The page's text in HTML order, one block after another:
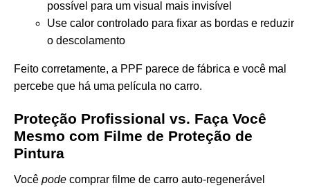
possível para um visual mais invisível
Use calor controlado para fixar as bordas e reduzir
o descolamento
Feito corretamente, a PPF parece de fábrica e você mal
percebe que há uma película no carro.
Proteção Profissional vs. Faça Você
Mesmo com Filme de Proteção de
Pintura
Você pode comprar filme de carro auto-regenerável